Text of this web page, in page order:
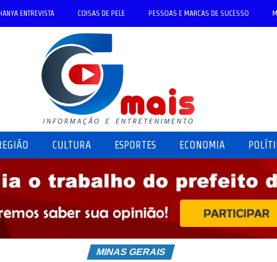
ENTREVISTA COISAS DE PELE PESSOAS E MARCAS DE SUCESSO
CULTURA ESPORTES ECONOMIA
MINAS GERAIS